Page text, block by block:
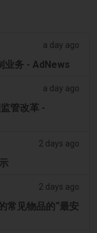
a day ago
业务 - AdNews
a day ago
管改革 -
2 days ago
2 days ago
常见物品的“最安